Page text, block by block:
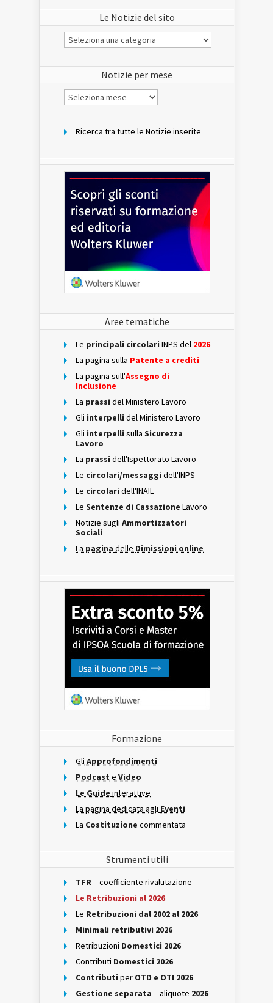
Le Notizie del sito
Le
Notizie
Notizie per mese
Notizie
per
Ricerca tra tutte le Notizie inserite
Aree tematiche
Le principali circolari INPS del 2026
La pagina sulla Patente a crediti
La pagina sull'Assegno di
Inclusione
La prassi del Ministero Lavoro
Gli interpelli del Ministero Lavoro
Gli interpelli sulla Sicurezza
Lavoro
La prassi dell'Ispettorato Lavoro
Le circolari/messaggi dell'INPS
Le circolari dell'INAIL
Le Sentenze di Cassazione Lavoro
Notizie sugli Ammortizzatori
Sociali
La pagina delle Dimissioni online
Formazione
Gli Approfondimenti
Podcast e Video
Le Guide interattive
La pagina dedicata agli Eventi
La Costituzione commentata
Strumenti utili
TFR– coefficiente rivalutazione
Le Retribuzioni al 2026
Le Retribuzioni dal 2002 al 2026
Minimali retributivi 2026
Retribuzioni Domestici 2026
Contributi Domestici 2026
Contributi per OTD e OTI 2026
Gestione separata – aliquote 2026